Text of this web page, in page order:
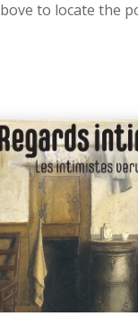
to locate the